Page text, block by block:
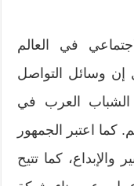
في العالم
إن وسائل التواصل
الشباب العرب في
كما اعتبر الجمهور
والإبداع، كما تتيح